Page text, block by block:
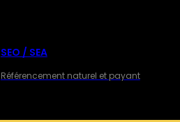
SEO / SEA
Référencement naturel et payant